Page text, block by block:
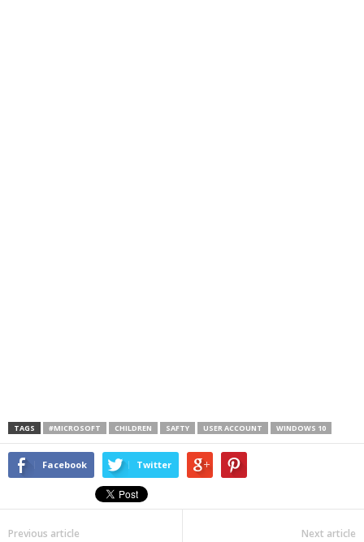
TAGS #MICROSOFT CHILDREN SAFTY USER ACCOUNT WINDOWS 10
Facebook Twitter
Previous article Next article